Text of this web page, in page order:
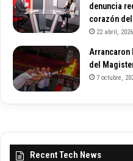
denuncia
corazón
22 abril, 2026
Arrancaron
del
7 octubre,
Recent Tech News